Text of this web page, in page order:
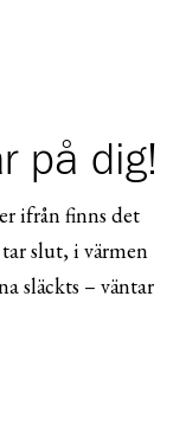
på dig!
ifrån finns det
slut, i värmen
släckts – väntar